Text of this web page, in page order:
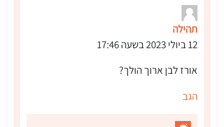
תהילה
12 ביולי 2023 בשעה 17:46
אורז לבן ארוך הולך?
הגב